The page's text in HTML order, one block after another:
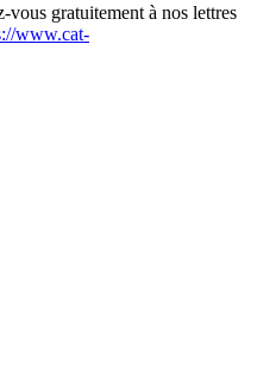
vous gratuitement à nos lettres
www.cat-